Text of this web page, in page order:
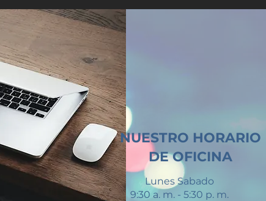
NUESTRO HORARIO
DE OFICINA
Lunes Sabado
9:30 a. m. - 5:30 p. m.